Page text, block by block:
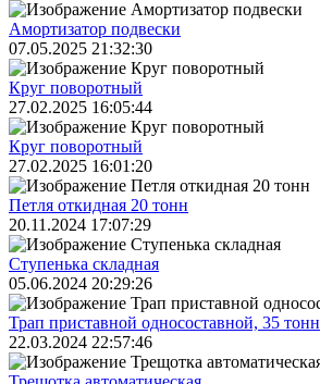
Амортизатор подвески
07.05.2025 21:32:30
Круг поворотный
27.02.2025 16:05:44
Круг поворотный
27.02.2025 16:01:20
Петля откидная 20 тонн
20.11.2024 17:07:29
Ступенька складная
05.06.2024 20:29:26
Трап приставной односоставной, 35 тонн
22.03.2024 22:57:46